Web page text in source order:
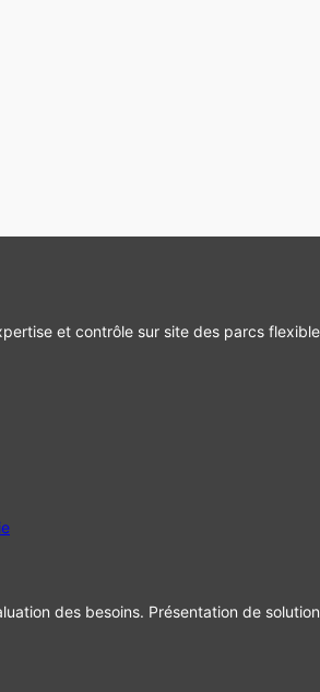
et contrôle sur site des parcs
des besoins. Présentation de